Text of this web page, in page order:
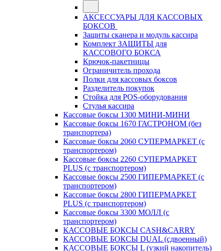
АКСЕССУАРЫ ДЛЯ КАССОВЫХ
БОКСОВ
Защиты сканера и модуль кассира
Комплект ЗАЩИТЫ для
КАССОВОГО БОКСА
Крючок-пакетницы
Ограничитель прохода
Полки для кассовых боксов
Разделитель покупок
Стойка для POS-оборудования
Стулья кассира
Кассовые боксы 1300 МИНИ-МИНИ
Кассовые боксы 1670 ГАСТРОНОМ (без
транспортера)
Кассовые боксы 2060 СУПЕРМАРКЕТ (с
транспортером)
Кассовые боксы 2260 СУПЕРМАРКЕТ
PLUS (с транспортером)
Кассовые боксы 2500 ГИПЕРМАРКЕТ (с
транспортером)
Кассовые боксы 2800 ГИПЕРМАРКЕТ
PLUS (с транспортером)
Кассовые боксы 3300 МОЛЛ (с
транспортером)
КАССОВЫЕ БОКСЫ CASH&CARRY
КАССОВЫЕ БОКСЫ DUAL (сдвоенный)
КАССОВЫЕ БОКСЫ L (узкий накопитель)